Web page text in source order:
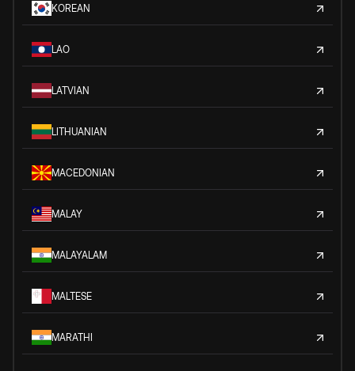
KOREAN
LAO
LATVIAN
LITHUANIAN
MACEDONIAN
MALAY
MALAYALAM
MALTESE
MARATHI